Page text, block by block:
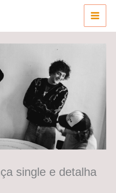
single e detalha